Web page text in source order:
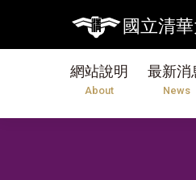
國立清
網站說明
About
最新消
News